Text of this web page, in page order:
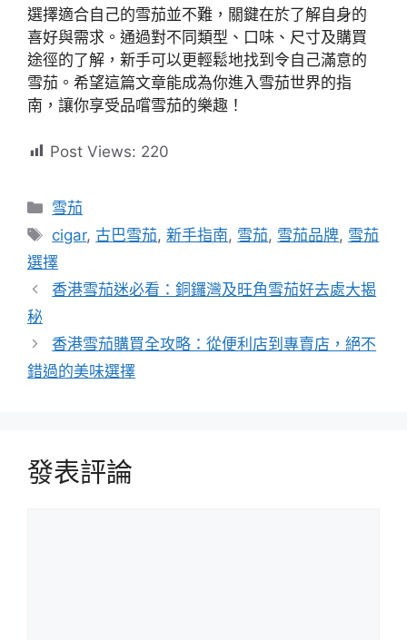
選擇適合自己的雪茄並不難，關鍵在於了解自身的
喜好與需求。通過對不同類型、口味、尺寸及購買
途徑的了解，新手可以更輕鬆地找到令自己滿意的
雪茄。希望這篇文章能成為你進入雪茄世界的指
南，讓你享受品嚐雪茄的樂趣！
Post Views: 220
分
類
雪茄
標
籤
cigar, 古巴雪茄,新手指南, 雪茄, 雪茄品牌, 雪茄
選擇
香港雪茄迷必看：銅鑼灣及旺角雪茄好去處大揭
秘
香港雪茄購買全攻略：從便利店到專賣店，絕不
錯過的美味選擇
發表評論